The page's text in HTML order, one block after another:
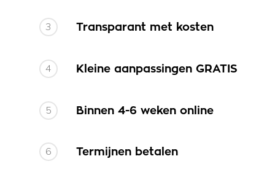
3 Transparant met kosten
4 Kleine aanpassingen GRATIS
5 Binnen 4-6 weken online
6 Termijnen betalen